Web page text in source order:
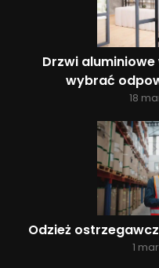
Drzwi
wybrać
18
Odzież
1